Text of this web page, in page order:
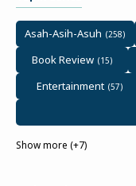
Asah-Asih-Asuh
Book Review
Entertainment
Show more (+7)